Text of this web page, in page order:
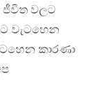
ජීවිත වලට
වැටහෙන
කාරණා